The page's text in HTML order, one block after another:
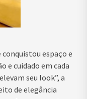
espaço e
e cuidado em cada
seu look”, a
de elegância